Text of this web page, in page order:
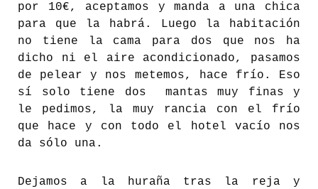
por 10€, aceptamos y manda a una chica
para que la habrá. Luego la habitación
no tiene la cama para dos que nos ha
dicho ni el aire acondicionado, pasamos
de pelear y nos metemos, hace frío. Eso
sí solo tiene dos mantas muy finas y
le pedimos, la muy rancia con el frío
que hace y con todo el hotel vacío nos
da sólo una.
Dejamos a la huraña tras la reja y